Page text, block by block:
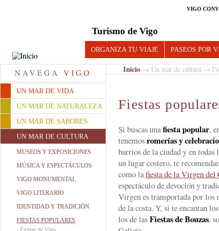
VIGO
Turismo de Vigo
ORGANIZA TU VIAJE PASEOS POR
NAVEGA VIGO
UN MAR DE VIDA
UN MAR DE NATURALEZA
UN MAR DE SABORES
UN MAR DE CULTURA
MUSEOS Y EXPOSICIONES
MÚSICA Y ESPECTÁCULOS
VIGO MONUMENTAL
VIGO LITERARIO
IDENTIDAD Y TRADICIÓN
FIESTAS POPULARES
- Fiestas de Vigo
Inicio → Un mar de cultura →
Fiestas
Si buscas unafiesta popular,
tenemosromerías y
barrios de la ciudad y en todas
un lugar costero, te
como lafiesta de la Virgen del
espectáculo de devoción y
Virgen es transportada por los
de la costa. Y, si te encantan
los de lasFiestas de Bouzas,